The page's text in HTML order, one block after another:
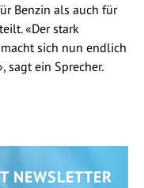
Benzin als auch für
«Der stark
sich nun endlich
sagt ein Sprecher.
NEWSLETTER